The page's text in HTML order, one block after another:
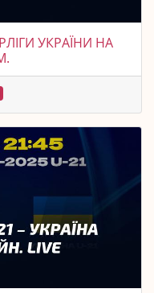
УКРАЇНИ НА